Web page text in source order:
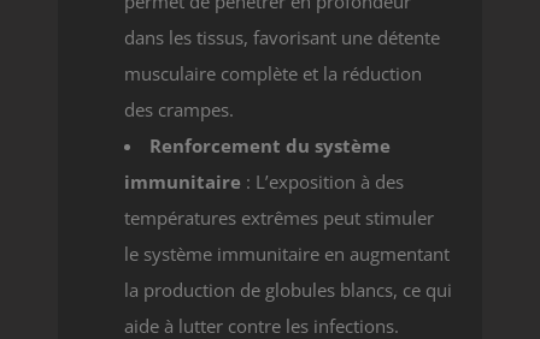
dans les tissus, favorisant une détente
musculaire complète et la réduction
des crampes.
Renforcement du système
immunitaire : L’exposition à des
températures extrêmes peut stimuler
le système immunitaire en augmentant
la production de globules blancs, ce qui
aide à lutter contre les infections.